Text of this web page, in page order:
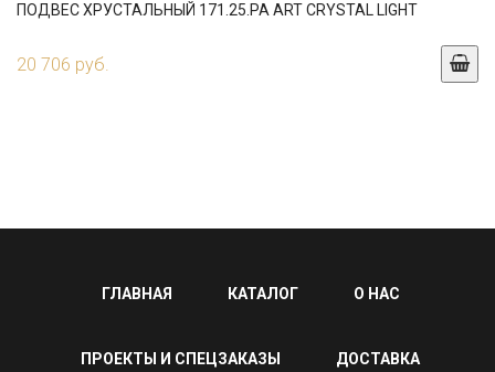
ПОДВЕС ХРУСТАЛЬНЫЙ 171.25.PA ART CRYSTAL LIGHT
20 706 руб.
ГЛАВНАЯ КАТАЛОГ О НАС
ПРОЕКТЫ И СПЕЦЗАКАЗЫ ДОСТАВКА